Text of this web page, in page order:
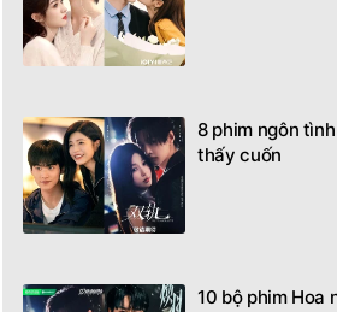
8 phim ngôn
thấy cuốn
10 bộ phim Hoa